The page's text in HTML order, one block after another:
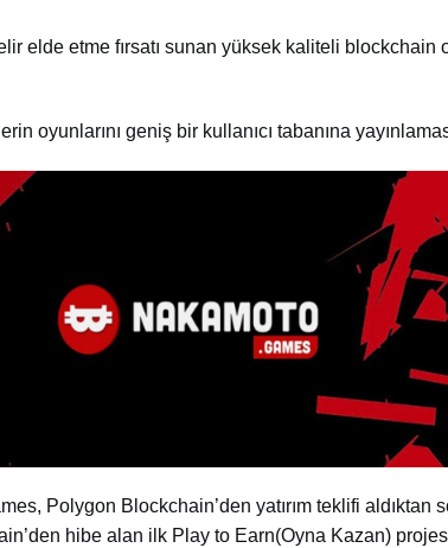
elde etme fırsatı sunan yüksek kaliteli blockchain
oyunlarını geniş bir kullanıcı tabanına
Polygon Blockchain’den yatırım teklifi aldıktan
hibe alan ilk Play to Earn(Oyna Kazan)